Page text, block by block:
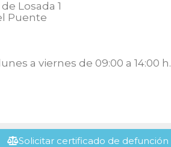
Losada 1
Puente
a viernes de 09:00 a 14:00 h.
Solicitar certificado de defunción